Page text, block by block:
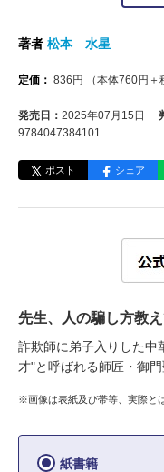
著者 松本 水星
定価： 836 円 （本体760円＋
発売日： 2025年07月15日
9784047384101
ポスト シェア
先生、人の騙し方教
詐欺師に弟子入りした中
才"と呼ばれる師匠・御
※画像は表紙及び帯等、実際と
紙書籍